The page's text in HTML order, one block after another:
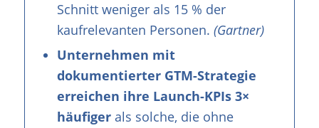
Schnitt weniger als 15 % der
kaufrelevanten Personen. (Gartner)
Unternehmen mit
dokumentierter GTM-Strategie
erreichen ihre Launch-KPIs 3×
häufigerals solche, die ohne